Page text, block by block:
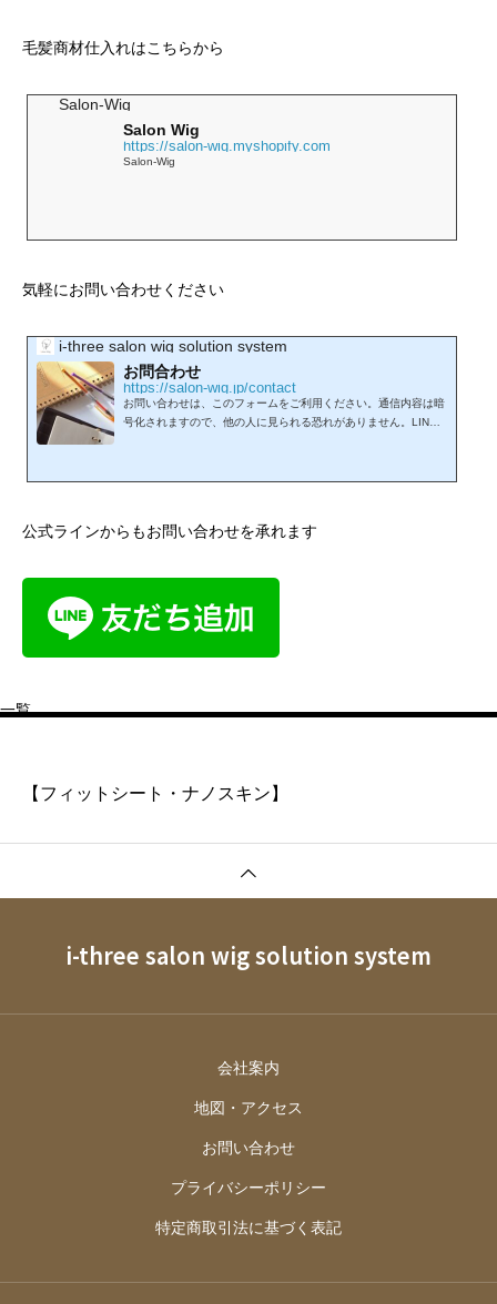
毛髪商材仕入れはこちらから
Salon-Wig
Salon Wig
https://salon-wig.myshopify.com
Salon-Wig
気軽にお問い合わせください
i-three salon wig solution system
お問合わせ
https://salon-wig.jp/contact
お問い合わせは、このフォームをご利用ください。通信内容は暗
号化されますので、他の人に見られる恐れがありません。LINE
公式ラインからもお問い合わせを承れます
一覧
【フィットシート・ナノスキン】
i-three salon wig solution system
会社案内
地図・アクセス
お問い合わせ
プライバシーポリシー
特定商取引法に基づく表記